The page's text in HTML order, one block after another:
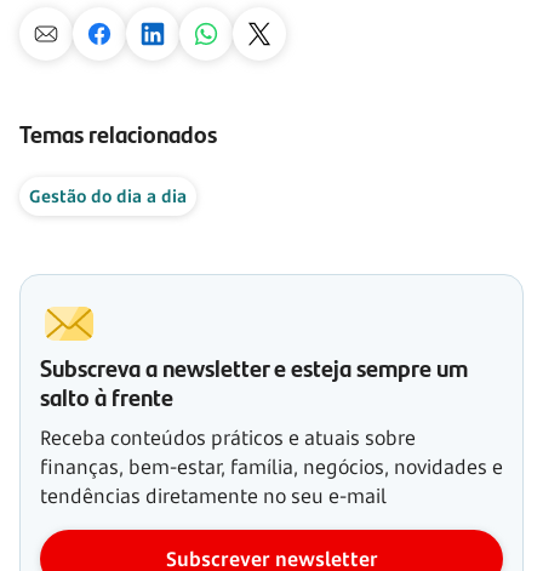
Temas relacionados
Gestão do dia a dia
Subscreva a newsletter e esteja sempre um
salto à frente
Receba conteúdos práticos e atuais sobre
finanças, bem-estar, família, negócios, novidades e
tendências diretamente no seu e-mail
Subscrever newsletter